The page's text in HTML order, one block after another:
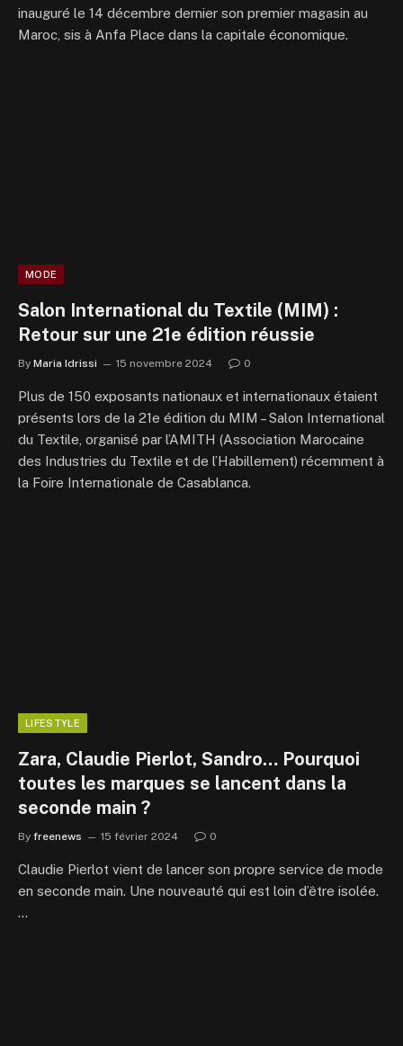
inauguré le 14 décembre dernier son premier magasin au
Maroc, sis à Anfa Place dans la capitale économique.
MODE
Salon International du Textile (MIM) :
Retour sur une 21e édition réussie
By Maria Idrissi 15 novembre 2024 0
Plus de 150 exposants nationaux et internationaux étaient
présents lors de la 21e édition du MIM – Salon International
du Textile, organisé par l’AMITH (Association Marocaine
des Industries du Textile et de l’Habillement) récemment à
la Foire Internationale de Casablanca.
LIFESTYLE
Zara, Claudie Pierlot, Sandro… Pourquoi
toutes les marques se lancent dans la
seconde main ?
By freenews 15 février 2024 0
Claudie Pierlot vient de lancer son propre service de mode
en seconde main. Une nouveauté qui est loin d’être isolée.
…